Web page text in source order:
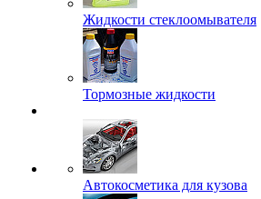
Жидкости стеклоомывателя
Тормозные жидкости
Автокосметика для кузова